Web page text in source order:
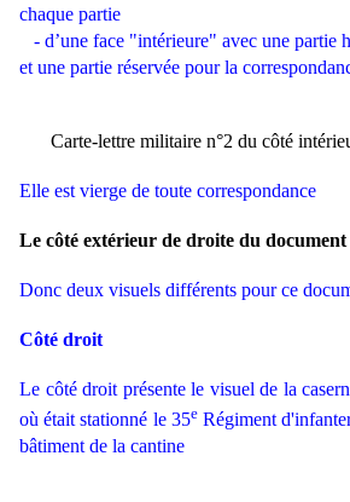
chaque partie
- d’une face "intérieure" avec une partie
et une partie réservée pour la
Carte-lettre militaire n°2 du côté
Elle est vierge de toute correspondance
Le côté extérieur de droite du document
Donc deux visuels différents pour ce
Côté droit
Le côté droit présente le visuel de la
où était stationné le 35eRégiment
bâtiment de la cantine